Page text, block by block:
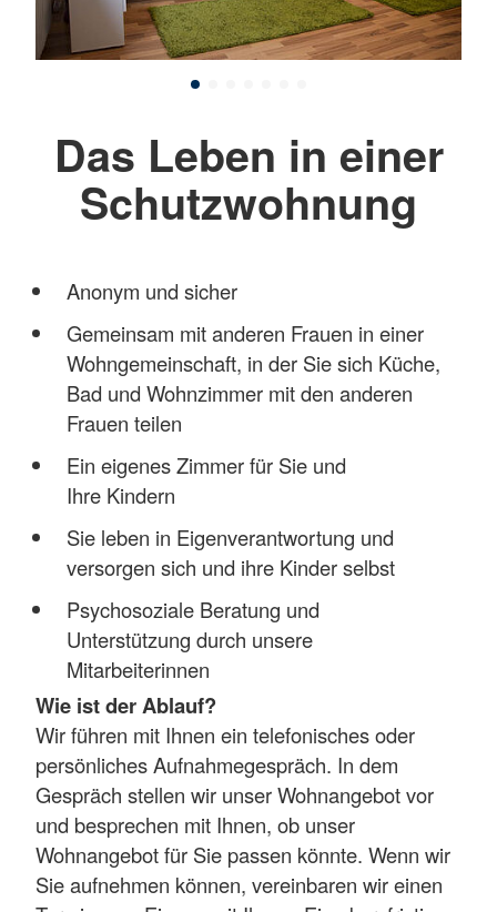
Das Leben in einer
Schutzwohnung
Anonym und sicher
Gemeinsam mit anderen Frauen in einer
Wohngemeinschaft, in der Sie sich Küche,
Bad und Wohnzimmer mit den anderen
Frauen teilen
Ein eigenes Zimmer für Sie und
Ihre Kindern
Sie leben in Eigenverantwortung und
versorgen sich und ihre Kinder selbst
Psychosoziale Beratung und
Unterstützung durch unsere
Mitarbeiterinnen
Wie ist der Ablauf?
Wir führen mit Ihnen ein telefonisches oder
persönliches Aufnahmegespräch. In dem
Gespräch stellen wir unser Wohnangebot vor
und besprechen mit Ihnen, ob unser
Wohnangebot für Sie passen könnte. Wenn wir
Sie aufnehmen können, vereinbaren wir einen